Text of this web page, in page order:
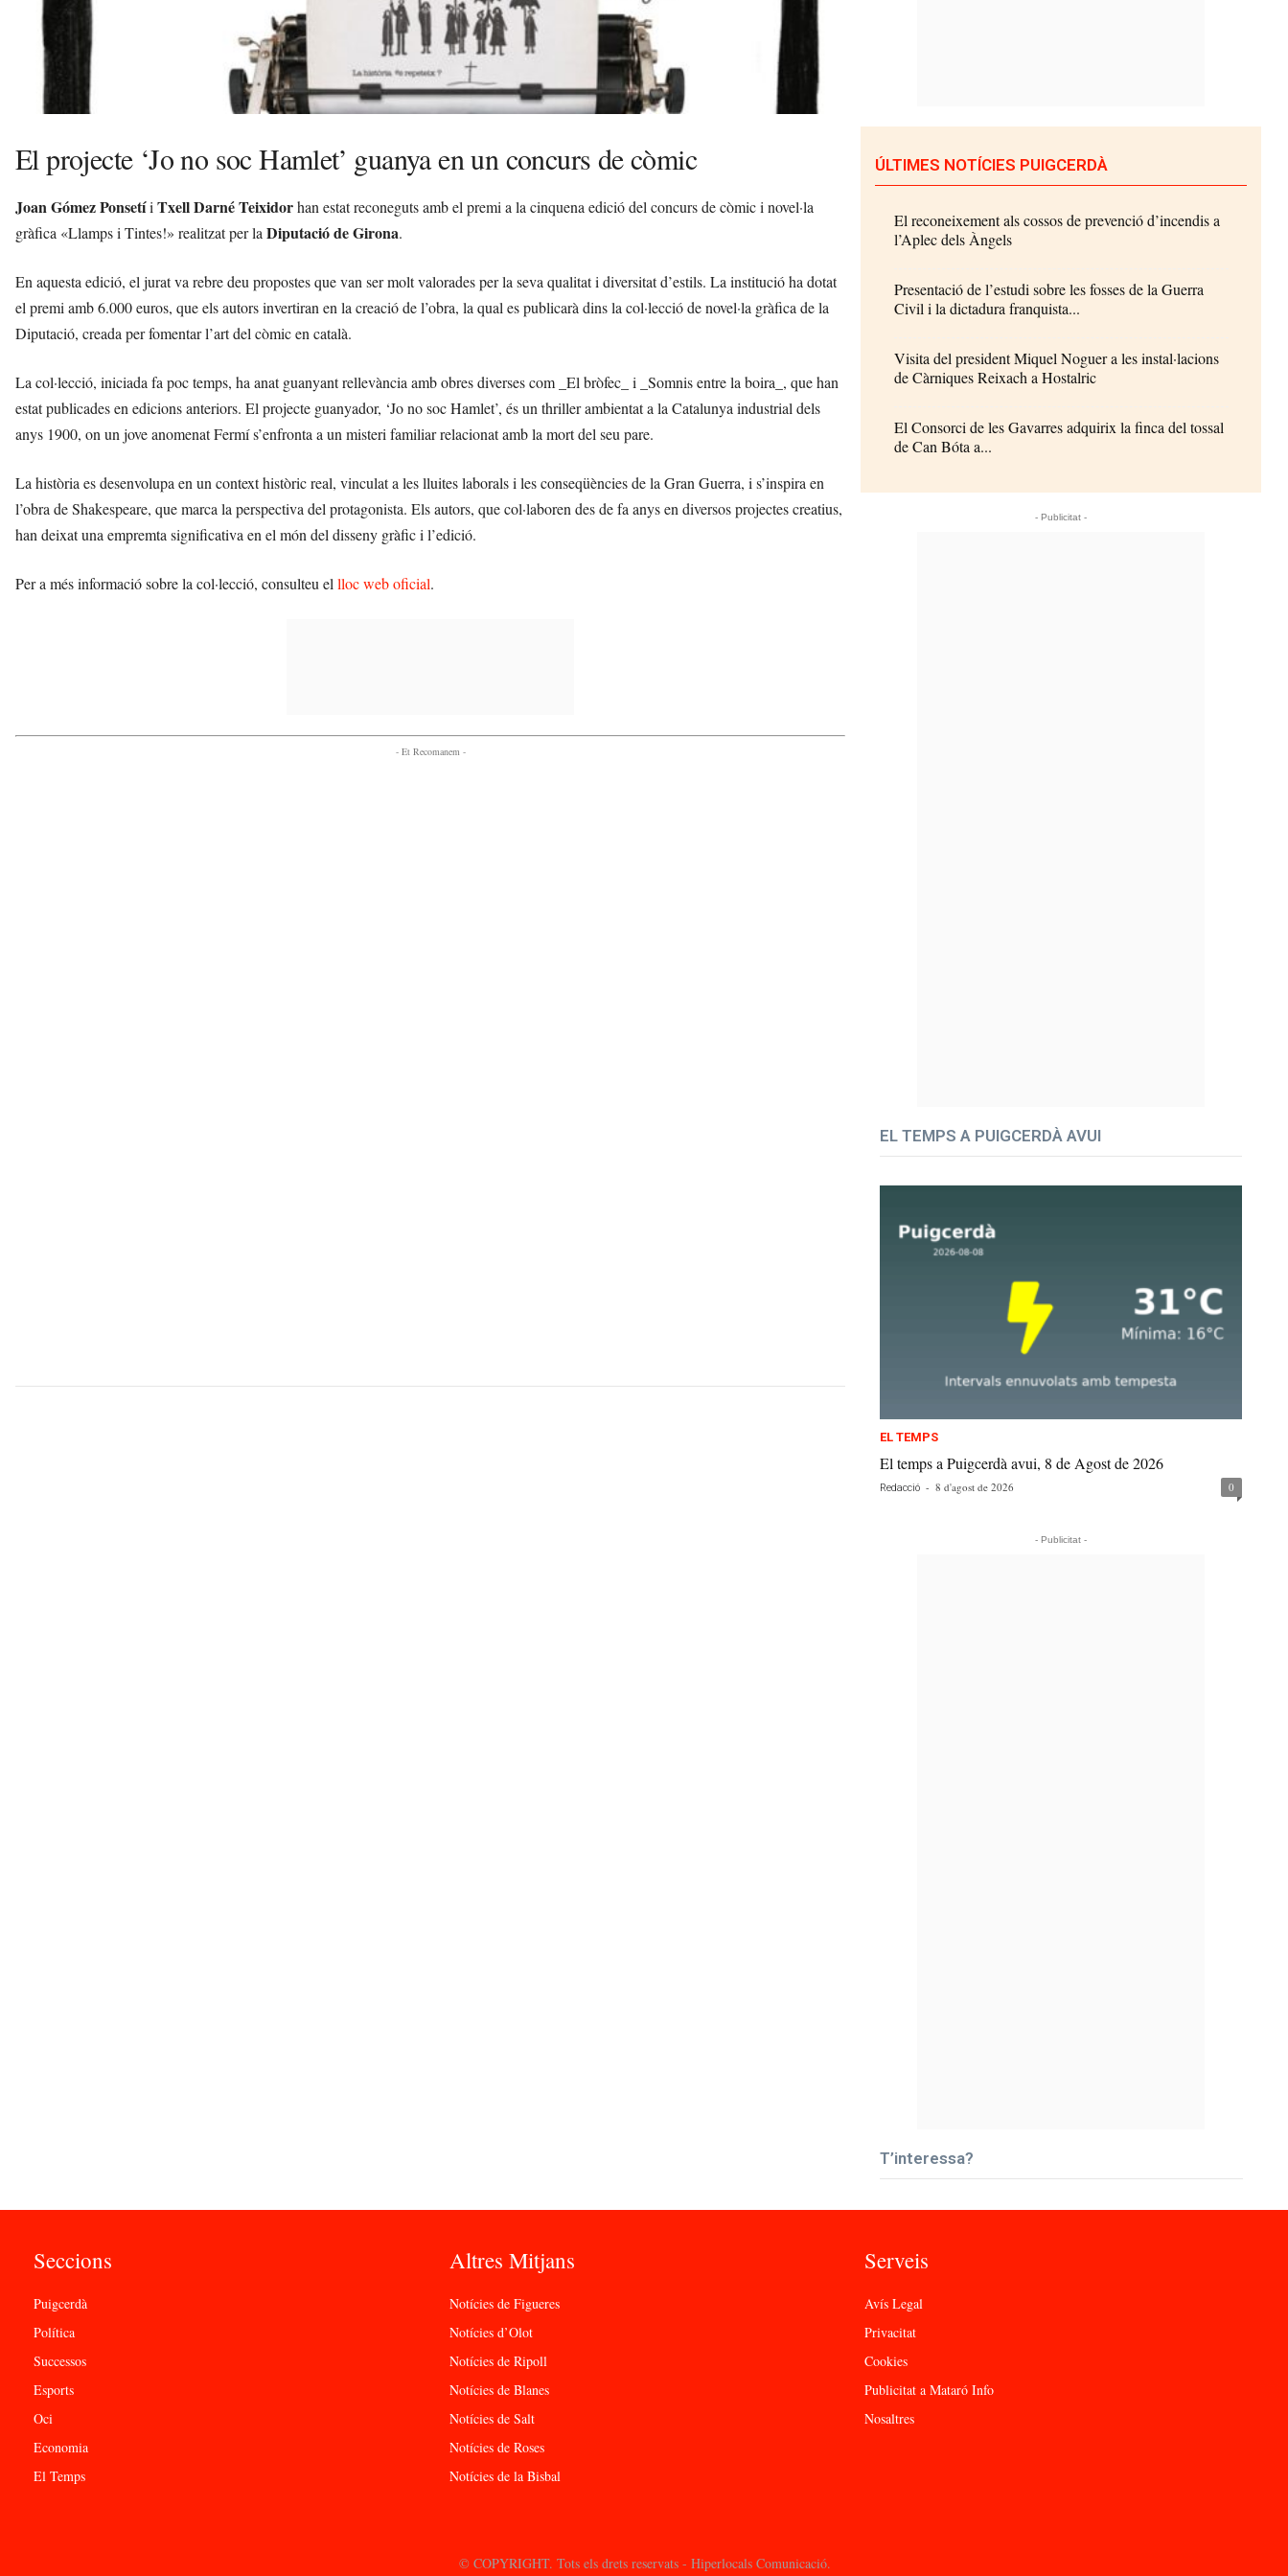
El projecte ‘Jo no soc Hamlet’ guanya en un concurs de còmic
Joan Gómez Ponsetíi Txell Darné Teixidorhan estat reconeguts amb el premi a la cinquena edició del concurs de còmic i novel·la
gràfica «Llamps i Tintes!» realitzat per la Diputació de Girona.
En aquesta edició, el jurat va rebre deu propostes que van ser molt valorades per la seva qualitat i diversitat d’estils. La institució ha dotat
el premi amb 6.000 euros, que els autors invertiran en la creació de l’obra, la qual es publicarà dins la col·lecció de novel·la gràfica de la
Diputació, creada per fomentar l’art del còmic en català.
La col·lecció, iniciada fa poc temps, ha anat guanyant rellevància amb obres diverses com _El bròfec_ i _Somnis entre la boira_, que han
estat publicades en edicions anteriors. El projecte guanyador, ‘Jo no soc Hamlet’, és un thriller ambientat a la Catalunya industrial dels
anys 1900, on un jove anomenat Fermí s’enfronta a un misteri familiar relacionat amb la mort del seu pare.
La història es desenvolupa en un context històric real, vinculat a les lluites laborals i les conseqüències de la Gran Guerra, i s’inspira en
l’obra de Shakespeare, que marca la perspectiva del protagonista. Els autors, que col·laboren des de fa anys en diversos projectes creatius,
han deixat una empremta significativa en el món del disseny gràfic i l’edició.
Per a més informació sobre la col·lecció, consulteu el lloc web oficial.
- Et Recomanem -
ÚLTIMES NOTÍCIES PUIGCERDÀ
El reconeixement als cossos de prevenció d’incendis a
l’Aplec dels Àngels
Presentació de l’estudi sobre les fosses de la Guerra
Civil i la dictadura franquista...
Visita del president Miquel Noguer a les instal·lacions
de Càrniques Reixach a Hostalric
El Consorci de les Gavarres adquirix la finca del tossal
de Can Bóta a...
- Publicitat -
EL TEMPS A PUIGCERDÀ AVUI
EL TEMPS
El temps a Puigcerdà avui, 8 de Agost de 2026
Redacció - 8 d'agost de 2026 0
- Publicitat -
T’interessa?
Seccions
Puigcerdà
Política
Successos
Esports
Oci
Economia
El Temps
Altres Mitjans
Notícies de Figueres
Notícies d’Olot
Notícies de Ripoll
Notícies de Blanes
Notícies de Salt
Notícies de Roses
Notícies de la Bisbal
Serveis
Avís Legal
Privacitat
Cookies
Publicitat a Mataró Info
Nosaltres
© COPYRIGHT. Tots els drets reservats - Hiperlocals Comunicació.